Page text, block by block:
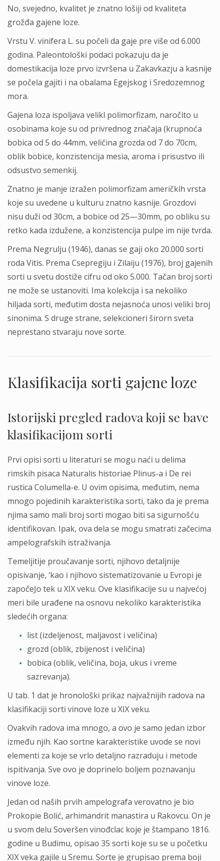
No, svejedno, kvalitet je znatno lošiji od kvaliteta
grožđa gajene loze.
Vrstu V. vinifera L. su počeli da gaje pre više od 6.000
godina. Paleontološki podaci pokazuju da je
domestikacija loze prvo izvršena u Zakavkazju a kasnije
se počela gajiti i na obalama Egejskog i Sredozemnog
mora.
Gajena loza ispoljava velikl polimorfizam, naročito u
osobinama koje su od privrednog značaja (krupnoća
bobica od 5 do 44mm, veličina grozda od 7 do 70cm,
oblik bobice, konzistencija mesia, aroma i prisustvo ili
odsustvo semenkij.
Znatno je manje izražen polimorfizam američkih vrsta
koje su uvedene u kulturu znatno kasnije. Grozdovi
nisu duži od 30cm, a bobice od 25—30mm, po obliku su
retko kada izdužene, a konzistencija pulpe im nije tvrda.
Prema Negrulju (1946), danas se gaji oko 20.000 sorti
roda Vitis. Prema Csepregiju i Zilaiju (1976), broj gajenih
sorti u svetu dostiže cifru od oko 5.000. Tačan broj sorti
ne može se ustanoviti. Ima kolekcija i sa nekoliko
hiljada sorti, međutim dosta nejasnoća unosi veliki broj
sinonima. S druge strane, selekcioneri širorn sveta
neprestano stvaraju nove sorte.
Klasifikacija sorti gajene loze
Istorijski pregled radova koji se bave
klasifikacijom sorti
Prvi opisi sorti u literaturi se mogu naći u delima
rimskih pisaca Naturalis historiae Plinus-a i De rei
rustica Columella-e. U ovim opisima, međutim, nema
mnogo pojedinih karakteristika sorti, tako da je prema
njima samo mali broj sorti mogao biti sa sigurnošću
identifikovan. Ipak, ova dela se mogu smatrati začecima
ampelografskih istraživanja.
Temeljitije proučavanje sorti, njihovo detaljnije
opisivanje, ‘kao i njihovo sistematizovanie u Evropi je
započeJo tek u XIX veku. Ove klasifikacije su u najvećoj
meri bile urađene na osnovu nekoliko karakteristika
sledećih organa:
list (izdeljenost, maljavost i veličina)
grozd (oblik, zbijenost i veličina)
bobica (oblik, veličina, boja, ukus i vreme
sazrevanja).
U tab. 1 dat je hronološki prikaz najvažnijih radova na
klasifikaciji sorti vinove loze u XIX veku.
Ovakvih radova ima mnogo, a ovo je samo jedan izbor
između njih. Kao sortne karakteristike uvode se novi
elementi za koje se vrlo detaljno razraduju i metode
ispitivanja. Sve ovo je doprinelo boljem poznavanju
vinove loze.
Jedan od naših prvih ampelografa verovatno je bio
Prokopie Bolić, arhimandrit manastira u Rakovcu. On je
u svom delu Soveršen vinođclac koje je štampano 1816.
godine u Budimu, opisao 35 sorti koje su se u početku
XIX veka gajile u Sremu. Sorte je grupisao prema boji